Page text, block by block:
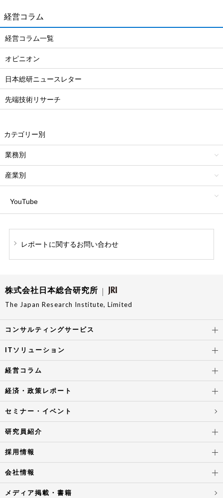
経営コラム
経営コラム一覧
オピニオン
日本総研ニュースレター
先端技術リサーチ
カテゴリー別
業務別
産業別
YouTube
レポートに関するお問い合わせ
株式会社日本総合研究所
The Japan Research Institute, Limited
コンサルティングサービス
ITソリューション
経営コラム
経済・政策レポート
セミナー・イベント
研究員紹介
採用情報
会社情報
メディア掲載・書籍